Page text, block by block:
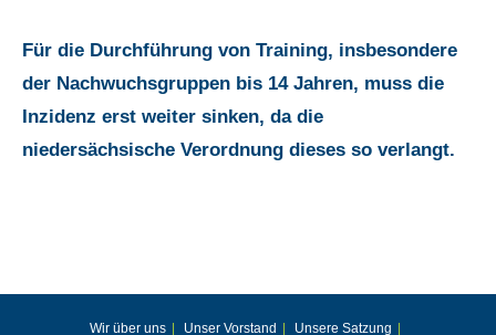
Für die Durchführung von Training, insbesondere
der Nachwuchsgruppen bis 14 Jahren, muss die
Inzidenz erst weiter sinken, da die
niedersächsische Verordnung dieses so verlangt.
Wir über uns Unser Vorstand Unsere Satzung